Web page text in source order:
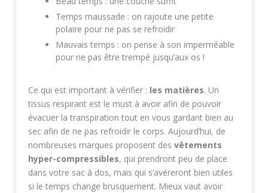
Temps maussade : on rajoute une petite
polaire pour ne pas se refroidir
Mauvais temps : on pense à son imperméable
pour ne pas être trempé jusqu’aux os !
Ce qui est important à vérifier : les matières. Un
tissus respirant est le must à avoir afin de pouvoir
évacuer la transpiration tout en vous gardant bien au
sec afin de ne pas refroidir le corps. Aujourd’hui, de
nombreuses marques proposent desvêtements
hyper-compressibles, qui prendront peu de place
dans votre sac à dos, mais qui s’avéreront bien utiles
si le temps change brusquement. Mieux vaut avoir